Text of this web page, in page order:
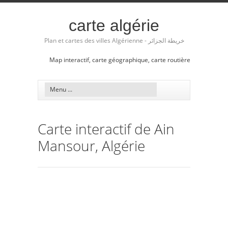
carte algérie
Plan et cartes des villes Algérienne - خريطة الجزائر
Map interactif, carte géographique, carte routière
Carte interactif de Ain
Mansour, Algérie